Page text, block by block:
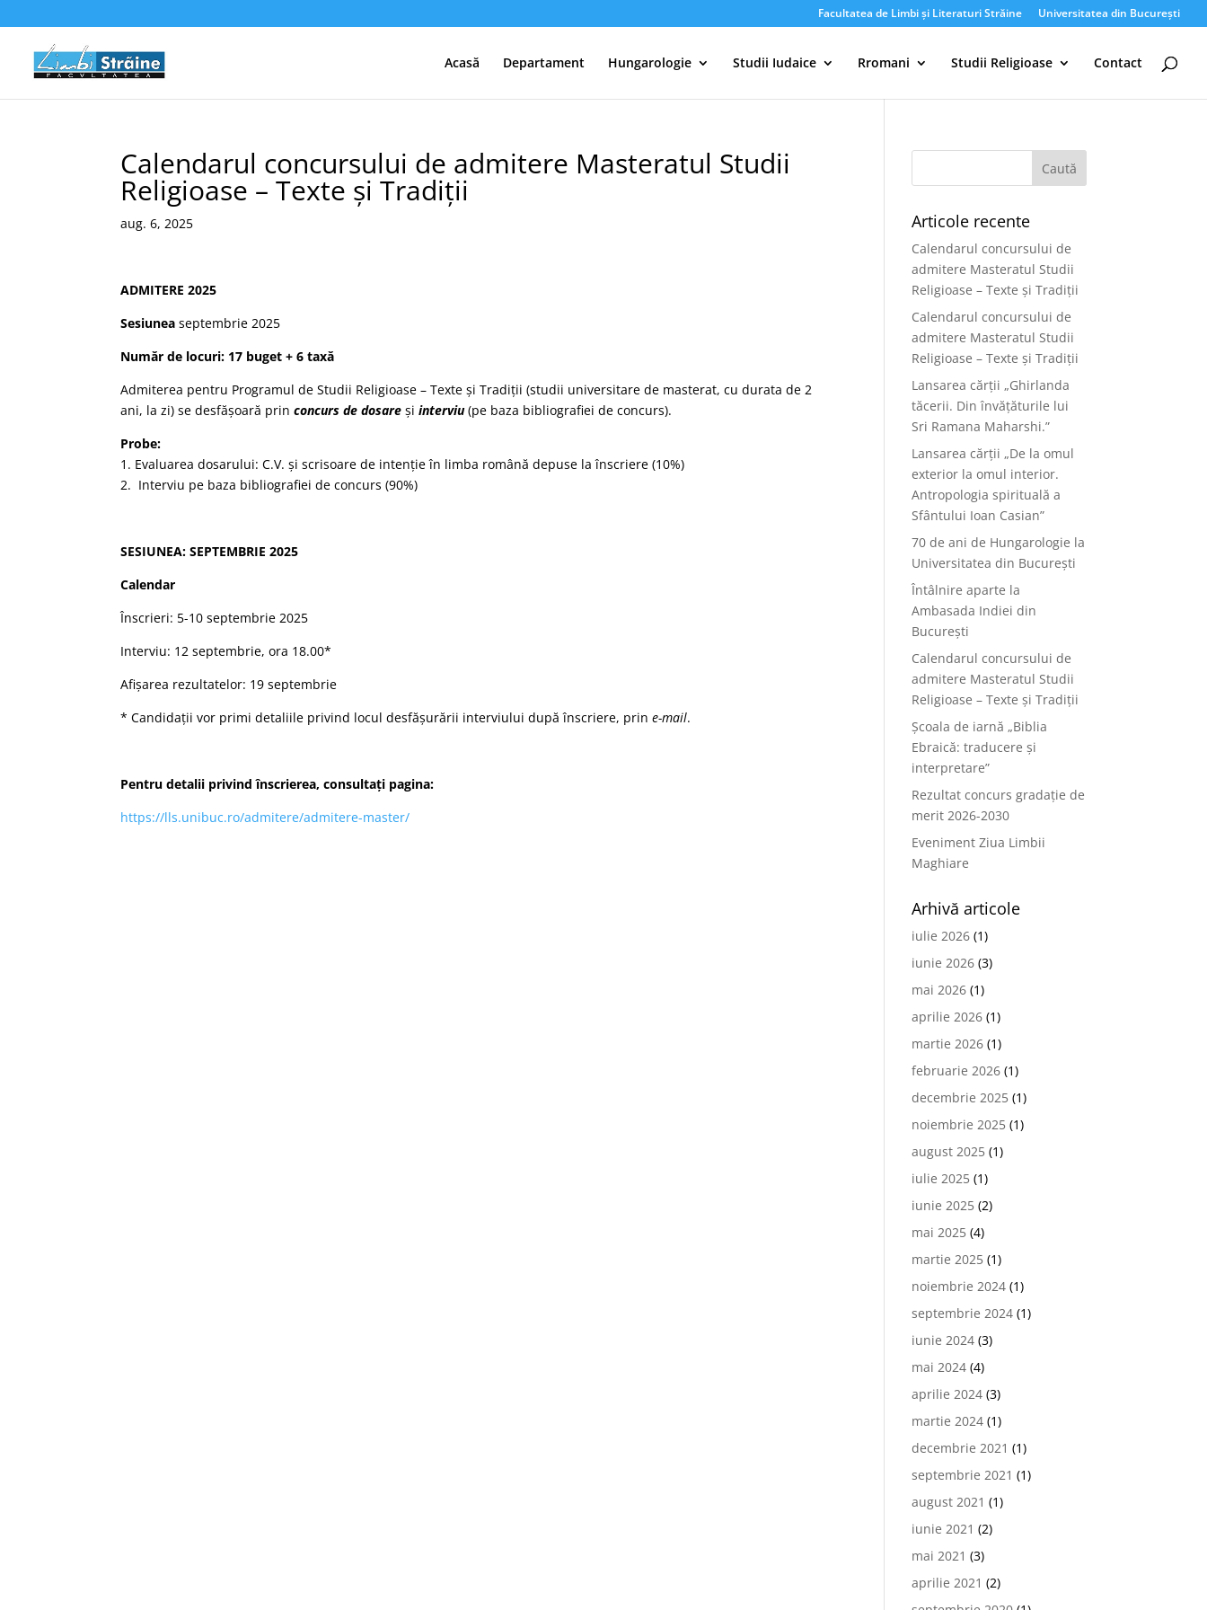
Facultatea de Limbi și Literaturi Străine Universitatea din București
Acasă Departament Hungarologie Studii Iudaice Rromani Studii Religioase Contact
Calendarul concursului de admitere Masteratul Studii
Religioase – Texte și Tradiții
aug. 6, 2025
ADMITERE 2025
Sesiuneaseptembrie 2025
Număr de locuri: 17 buget + 6 taxă
Admiterea pentru Programul de Studii Religioase – Texte și Tradiții (studii universitare de masterat, cu durata de 2
ani, la zi) se desfășoară princoncurs de dosare șiinterviu(pe baza bibliografiei de concurs).
Probe:
1. Evaluarea dosarului: C.V. și scrisoare de intenție în limba română depuse la înscriere (10%)
2. Interviu pe baza bibliografiei de concurs (90%)
SESIUNEA: SEPTEMBRIE 2025
Calendar
Înscrieri: 5-10 septembrie 2025
Interviu: 12 septembrie, ora 18.00*
Afișarea rezultatelor: 19 septembrie
* Candidații vor primi detaliile privind locul desfășurării interviului după înscriere, prine-mail.
Pentru detalii privind înscrierea, consultați pagina:
https://lls.unibuc.ro/admitere/admitere-master/
Articole recente
Calendarul concursului de
admitere Masteratul Studii
Religioase – Texte și Tradiții
Calendarul concursului de
admitere Masteratul Studii
Religioase – Texte și Tradiții
Lansarea cărții „Ghirlanda
tăcerii. Din învățăturile lui
Sri Ramana Maharshi.”
Lansarea cărții „De la omul
exterior la omul interior.
Antropologia spirituală a
Sfântului Ioan Casian”
70 de ani de Hungarologie la
Universitatea din București
Întâlnire aparte la
Ambasada Indiei din
București
Calendarul concursului de
admitere Masteratul Studii
Religioase – Texte și Tradiții
Școala de iarnă „Biblia
Ebraică: traducere și
interpretare”
Rezultat concurs gradație de
merit 2026-2030
Eveniment Ziua Limbii
Maghiare
Arhivă articole
iulie 2026 (1)
iunie 2026 (3)
mai 2026 (1)
aprilie 2026 (1)
martie 2026 (1)
februarie 2026 (1)
decembrie 2025 (1)
noiembrie 2025 (1)
august 2025 (1)
iulie 2025 (1)
iunie 2025 (2)
mai 2025 (4)
martie 2025 (1)
noiembrie 2024 (1)
septembrie 2024 (1)
iunie 2024 (3)
mai 2024 (4)
aprilie 2024 (3)
martie 2024 (1)
decembrie 2021 (1)
septembrie 2021 (1)
august 2021 (1)
iunie 2021 (2)
mai 2021 (3)
aprilie 2021 (2)